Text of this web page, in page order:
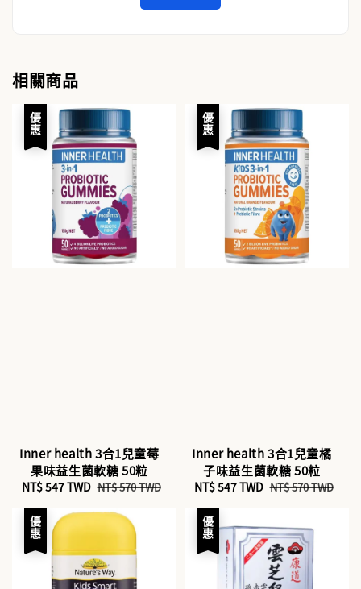
相關商品
優惠
Inner health 3合1兒童莓
果味益生菌軟糖 50粒
Sale
price
NT$ 547 TWD Regular
NT$ 570 TWD
優惠
Inner health 3合1兒童橘
子味益生菌軟糖 50粒
Sale
price
NT$ 547 TWD Regular
NT$ 570 TWD
優惠 優惠